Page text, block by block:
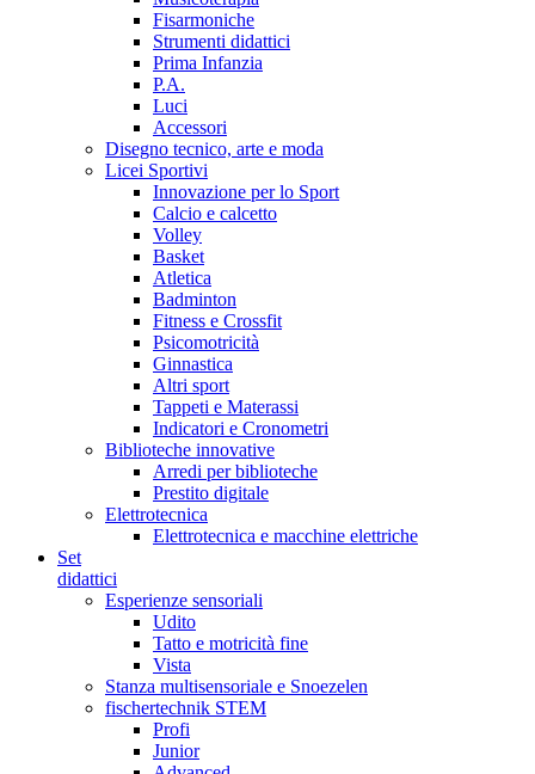
Fisarmoniche
Strumenti didattici
Prima Infanzia
P.A.
Luci
Accessori
Disegno tecnico, arte e moda
Licei Sportivi
Innovazione per lo Sport
Calcio e calcetto
Volley
Basket
Atletica
Badminton
Fitness e Crossfit
Psicomotricità
Ginnastica
Altri sport
Tappeti e Materassi
Indicatori e Cronometri
Biblioteche innovative
Arredi per biblioteche
Prestito digitale
Elettrotecnica
Elettrotecnica e macchine elettriche
Set
didattici
Esperienze sensoriali
Udito
Tatto e motricità fine
Vista
Stanza multisensoriale e Snoezelen
fischertechnik STEM
Profi
Junior